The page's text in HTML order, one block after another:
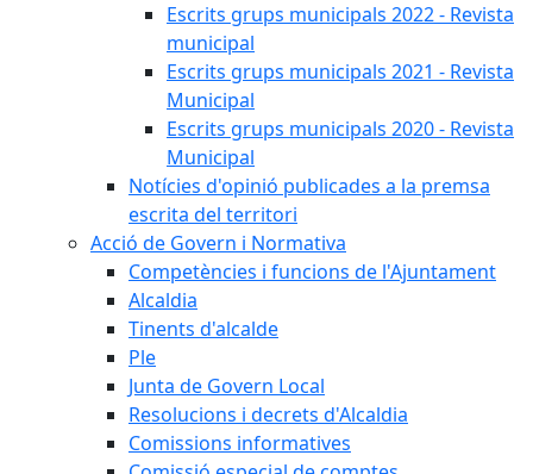
Escrits grups municipals 2022 - Revista
municipal
Escrits grups municipals 2021 - Revista
Municipal
Escrits grups municipals 2020 - Revista
Municipal
Notícies d'opinió publicades a la premsa
escrita del territori
Acció de Govern i Normativa
Competències i funcions de l'Ajuntament
Alcaldia
Tinents d'alcalde
Ple
Junta de Govern Local
Resolucions i decrets d'Alcaldia
Comissions informatives